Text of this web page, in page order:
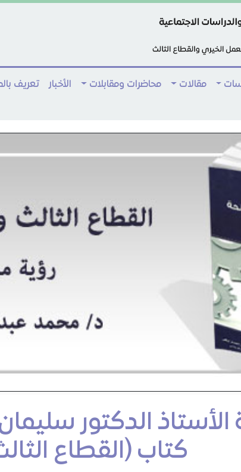
مقالات محاضرات ومقابلات الأخبار تعريف
الدكتور
كتاب (القطاع